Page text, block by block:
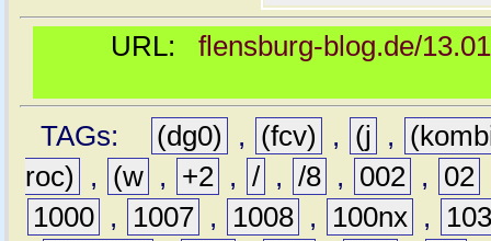
URL: flensburg-blog.de/
TAGs: (dg0) , (fcv) , (j ,
roc)
, (w , +2 , / , /8 , 002 , 02
1000 , 1007 , 1008 , 100nx ,